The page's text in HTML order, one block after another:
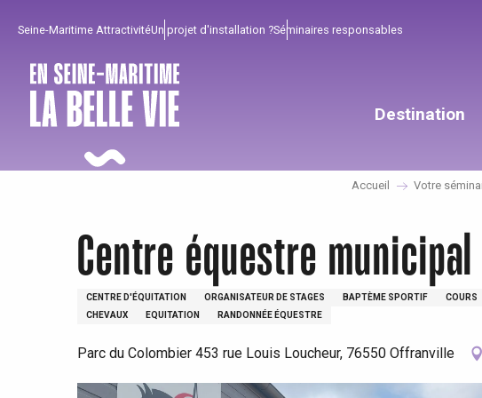
principal
Seine-Maritime AttractivitéUn projet d'installation ?Séminaires responsables
Destination
Pour profiter
Incontournables
Bien de chez nous !
Accueil Votre
Centre équestre
CENTRE D'ÉQUITATION ORGANISATEUR DE STAGES BAPTÈME SPORTIF COURS
CHEVAUX
EQUITATION RANDONNÉE ÉQUESTRE
Parc du Colombier 453 rue Louis Loucheur, 76550 Offranville